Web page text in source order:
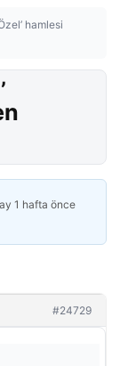
hamlesi
1 hafta önce
#24729